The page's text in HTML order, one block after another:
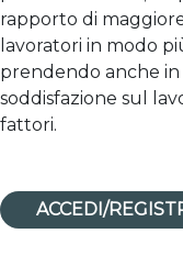
rapporto di
lavoratori in modo
prendendo anche
soddisfazione sul
fattori.
ACCEDI/